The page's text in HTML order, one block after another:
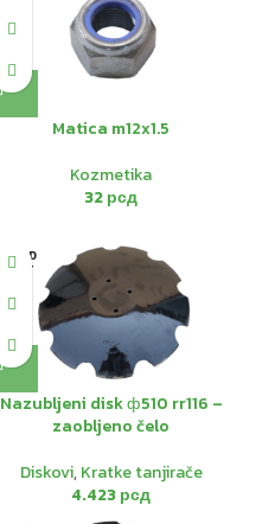
Matica m12x1.5
Kozmetika
32рсд
SOLD
OUT
Nazubljeni disk ф510 rr116 –
zaobljeno čelo
Diskovi,Kratke tanjirače
4.423рсд